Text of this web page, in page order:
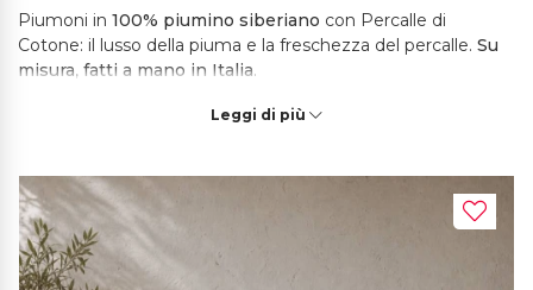
Piumoni in 100% piumino siberiano con Percalle di
Cotone: il lusso della piuma e la freschezza del percalle. Su
misura, fatti a mano in Italia.
Leggi di più